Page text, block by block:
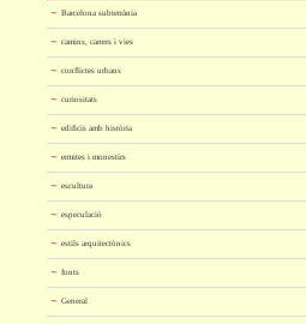
Barcelona subterrània
camins, carrers i vies
conflictes urbans
curiositats
edificis amb història
ermites i monestirs
escultura
especulació
estils arquitectònics
fonts
General